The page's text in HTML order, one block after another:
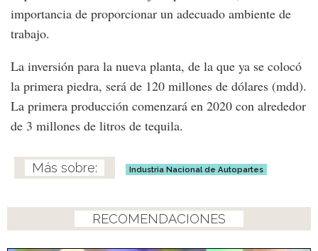
importancia de proporcionar un adecuado ambiente de
trabajo.
La inversión para la nueva planta, de la que ya se colocó
la primera piedra, será de 120 millones de dólares (mdd).
La primera producción comenzará en 2020 con alrededor
de 3 millones de litros de tequila.
Industria Nacional de Autopartes
RECOMENDACIONES